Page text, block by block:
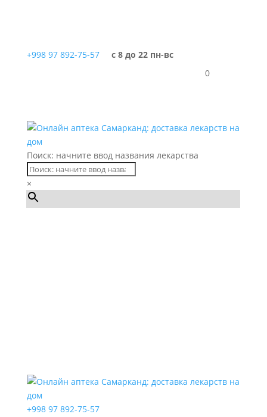
+998 97 892-75-57
с 8 до 22 пн-вс
0
Поиск: начните ввод названия лекарства
×
+998 97 892-75-57